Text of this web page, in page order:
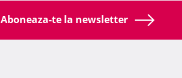
Aboneaza-te la newsletter